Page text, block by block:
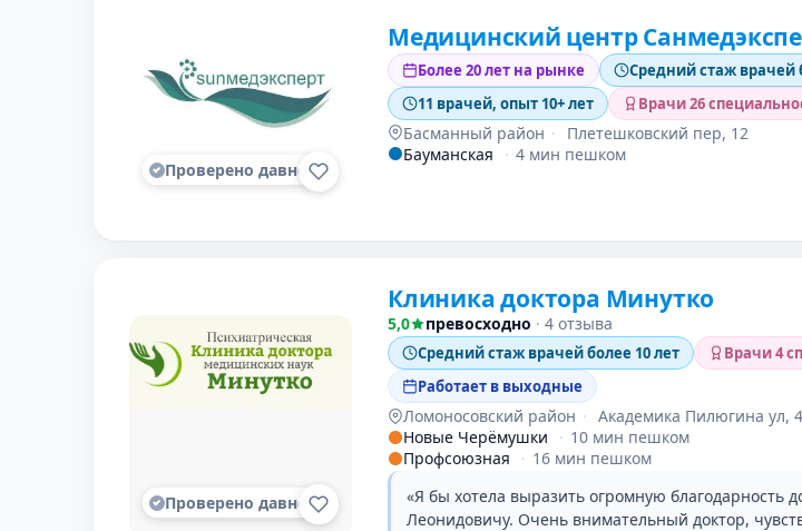
Проверено давно
Медицинский центр
Более 20 лет на рынке
Средний стаж врачей
11 врачей, опыт 10+ лет
Врачи 26
Басманный район ·
Плетешковский пер, 12
Бауманская
· 4 мин пешком
Проверено давно
Клиника доктора Минутко
5,0 превосходно · 4 отзыва
Средний стаж врачей более 10 лет
Врачи 4
Работает в выходные
Ломоносовский район · Академика Пилюгина ул, 4
Новые Черёмушки
· 10 мин пешком
Профсоюзная
· 16 мин пешком
«Я бы хотела выразить огромную благодарность
Леонидовичу. Очень внимательный доктор,